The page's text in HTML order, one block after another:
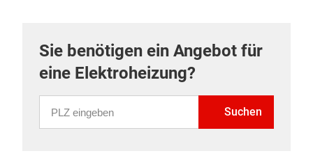
Sie benötigen ein Angebot für
eine Elektroheizung?
Suchen